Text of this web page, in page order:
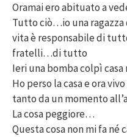
Oramai ero abituato a
Tutto ciò…io una ragazza
vita è responsabile di
fratelli…di tutto
Ieri una bomba colpì
Ho perso la casa e ora
tanto da un momento
La cosa peggiore…
Questa cosa non mi fa né